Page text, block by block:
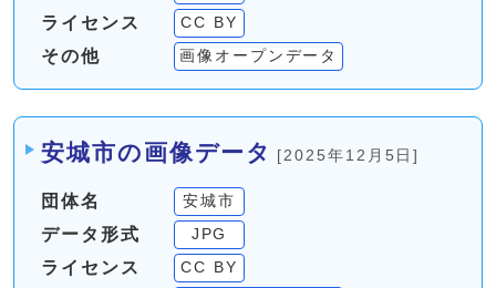
ライセンス CC BY
その他 画像オープンデータ
安城市の画像データ [2025年12月5日]
団体名 安城市
データ形式 JPG
ライセンス CC BY